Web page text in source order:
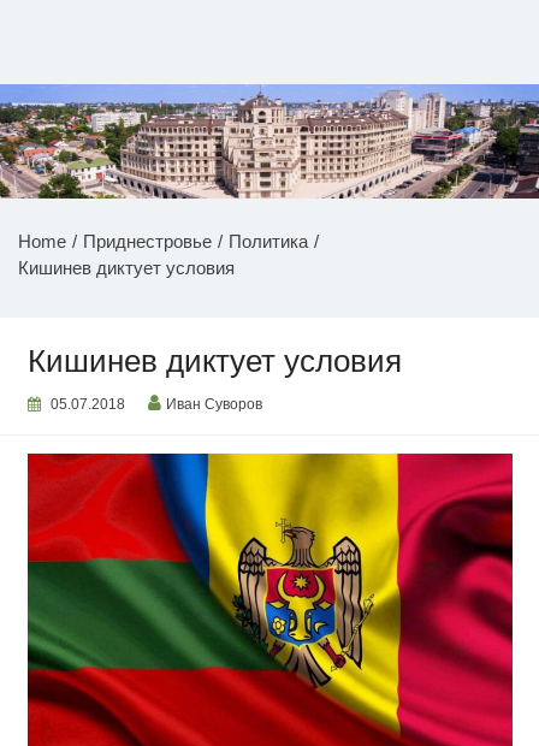
НОВОСТИ ПРИДНЕСТРОВЬЯ
Home Приднестровье
Политика
Кишинев диктует условия
Кишинев диктует условия
05.07.2018 Иван Суворов